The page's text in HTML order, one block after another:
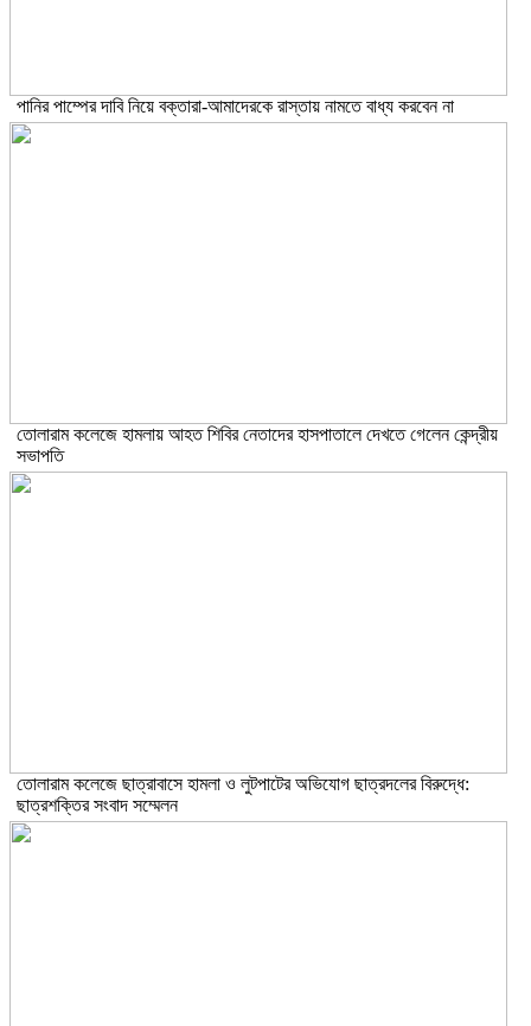
পানির পাম্পের দাবি নিয়ে বক্তারা-আমাদেরকে রাস্তায় নামতে বাধ্য করবেন না
তোলারাম কলেজে হামলায় আহত শিবির নেতাদের হাসপাতালে দেখতে গেলেন কেন্দ্রীয়
সভাপতি
তোলারাম কলেজে ছাত্রাবাসে হামলা ও লুটপাটের অভিযোগ ছাত্রদলের বিরুদ্ধে:
ছাত্রশক্তির সংবাদ সম্মেলন